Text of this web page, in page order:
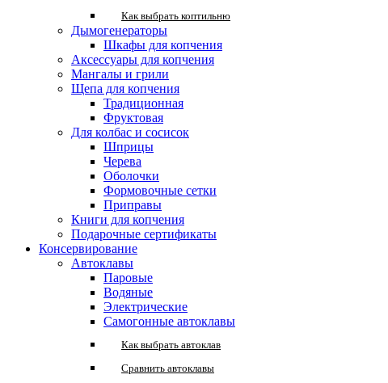
Как выбрать коптильню
Дымогенераторы
Шкафы для копчения
Аксессуары для копчения
Мангалы и грили
Щепа для копчения
Традиционная
Фруктовая
Для колбас и сосисок
Шприцы
Черева
Оболочки
Формовочные сетки
Приправы
Книги для копчения
Подарочные сертификаты
Консервирование
Автоклавы
Паровые
Водяные
Электрические
Самогонные автоклавы
Как выбрать автоклав
Сравнить автоклавы